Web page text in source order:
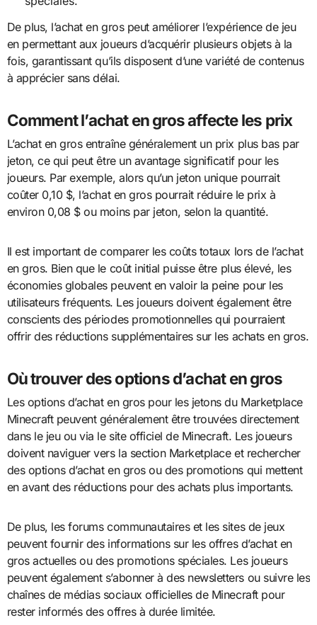
De plus, l’achat en gros peut améliorer l’expérience de jeu
en permettant aux joueurs d’acquérir plusieurs objets à la
fois, garantissant qu’ils disposent d’une variété de contenus
à apprécier sans délai.
Comment l’achat en gros affecte les prix
L’achat en gros entraîne généralement un prix plus bas par
jeton, ce qui peut être un avantage significatif pour les
joueurs. Par exemple, alors qu’un jeton unique pourrait
coûter 0,10 $, l’achat en gros pourrait réduire le prix à
environ 0,08 $ ou moins par jeton, selon la quantité.
Il est important de comparer les coûts totaux lors de l’achat
en gros. Bien que le coût initial puisse être plus élevé, les
économies globales peuvent en valoir la peine pour les
utilisateurs fréquents. Les joueurs doivent également être
conscients des périodes promotionnelles qui pourraient
offrir des réductions supplémentaires sur les achats en gros.
Où trouver des options d’achat en gros
Les options d’achat en gros pour les jetons du Marketplace
Minecraft peuvent généralement être trouvées directement
dans le jeu ou via le site officiel de Minecraft. Les joueurs
doivent naviguer vers la section Marketplace et rechercher
des options d’achat en gros ou des promotions qui mettent
en avant des réductions pour des achats plus importants.
De plus, les forums communautaires et les sites de jeux
peuvent fournir des informations sur les offres d’achat en
gros actuelles ou des promotions spéciales. Les joueurs
peuvent également s’abonner à des newsletters ou suivre les
chaînes de médias sociaux officielles de Minecraft pour
rester informés des offres à durée limitée.